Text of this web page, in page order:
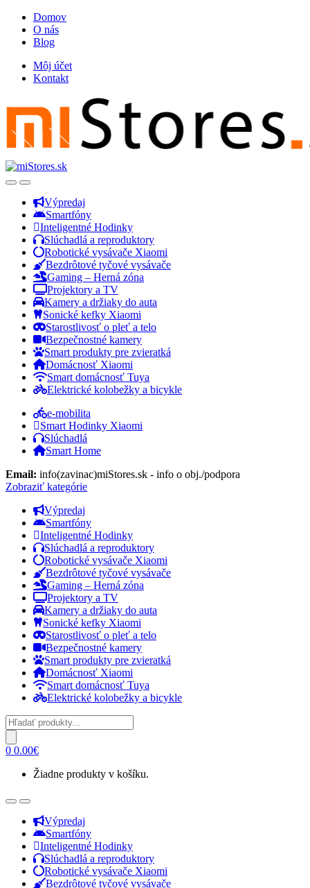
Skip
navigation
Skip
content
Domov
O nás
Blog
Môj účet
Kontakt
OpenClose
Výpredaj
Smartfóny
Inteligentné Hodinky
Slúchadlá a reproduktory
Robotické vysávače Xiaomi
Bezdrôtové tyčové vysávače
Gaming – Herná zóna
Projektory a TV
Kamery a držiaky do auta
Sonické kefky Xiaomi
Starostlivosť o pleť a telo
Bezpečnostné kamery
Smart produkty pre zvieratká
Domácnosť Xiaomi
Smart domácnosť Tuya
Elektrické kolobežky a bicykle
e-mobilita
Smart Hodinky Xiaomi
Slúchadlá
Smart Home
Email: info(zavinac)miStores.sk - info o obj./podpora
Zobraziť kategórie
Výpredaj
Smartfóny
Inteligentné Hodinky
Slúchadlá a reproduktory
Robotické vysávače Xiaomi
Bezdrôtové tyčové vysávače
Gaming – Herná zóna
Projektory a TV
Kamery a držiaky do auta
Sonické kefky Xiaomi
Starostlivosť o pleť a telo
Bezpečnostné kamery
Smart produkty pre zvieratká
Domácnosť Xiaomi
Smart domácnosť Tuya
Elektrické kolobežky a bicykle
Products
search
0 0.00€
Žiadne produkty v košíku.
OpenClose
Výpredaj
Smartfóny
Inteligentné Hodinky
Slúchadlá a reproduktory
Robotické vysávače Xiaomi
Bezdrôtové tyčové vysávače